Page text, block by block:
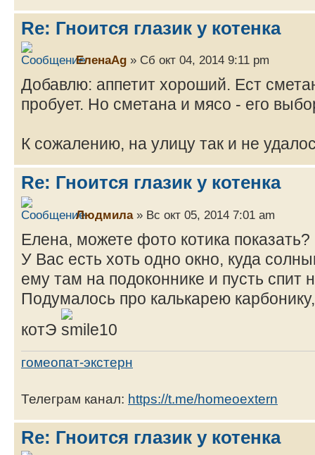
Re: Гноится глазик у котенка
ЕленаAg » Сб окт 04, 2014 9:11 pm
Добавлю: аппетит хороший. Ест
пробует. Но сметана и мясо - его
К сожалению, на улицу так и не
Re: Гноится глазик у котенка
Людмила» Вс окт 05, 2014 7:01 am
Елена, можете фото котика показать?
У Вас есть хоть одно окно, куда
ему там на подоконнике и пусть спит
Подумалось про калькарею
котЭ
гомеопат-экстерн
Телеграм канал: https://t.me/homeoextern
Re: Гноится глазик у котенка